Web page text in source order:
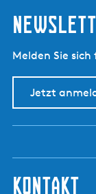
Melden Sie
Jetzt
kontakt